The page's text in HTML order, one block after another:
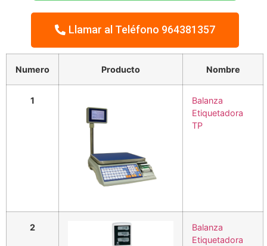
Llamar al Teléfono 964381357
Numero Producto Nombre
1
Balanza
Etiquetadora
TP
2
Balanza
Etiquetadora